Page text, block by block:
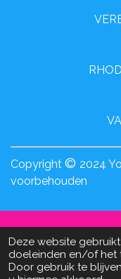
Deze website
doeleinden en/of het
Door gebruik te
Copyright © 2024
voorbehouden